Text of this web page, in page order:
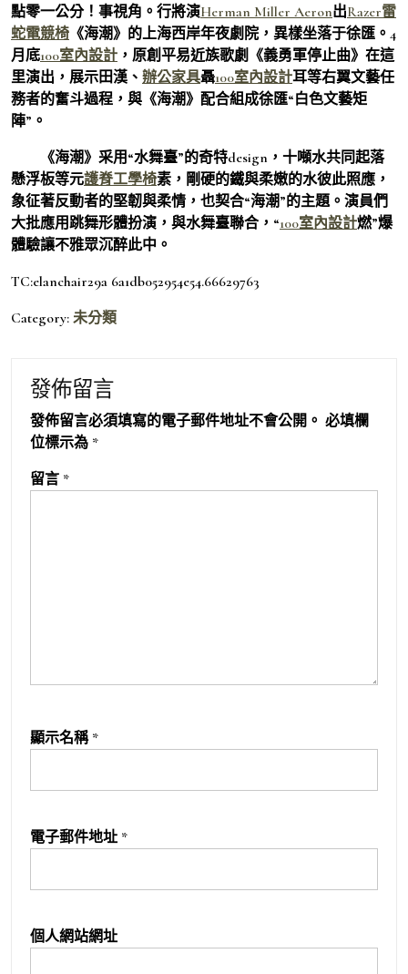
點零一公分！事視角。行將演Herman Miller Aeron出Razer雷
蛇電競椅 《海潮》的上海西岸年夜劇院，異樣坐落于徐匯。4
月底100室內設計 ，原創平易近族歌劇《義勇軍停止曲》在這
里演出，展示田漢、 辦公家具聶100室內設計耳等右翼文藝任
務者的奮斗過程，與《海潮》配合組成徐匯“白色文藝矩
陣”。
《海潮》采用“水舞臺”的奇特design，十噸水共同起落
懸浮板等元護脊工學椅素，剛硬的鐵與柔嫩的水彼此照應，
象征著反動者的堅韌與柔情，也契合“海潮”的主題。演員們
大批應用跳舞形體扮演，與水舞臺聯合，“100室內設計燃”爆
體驗讓不雅眾沉醉此中。
TC:elanchair29a 6a1db052954e54.66629763
Category: 未分類
發佈留言
發佈留言必須填寫的電子郵件地址不會公開。 必填欄
位標示為 *
留言 *
顯示名稱 *
電子郵件地址 *
個人網站網址